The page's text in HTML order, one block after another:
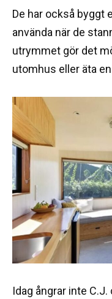
De har också byggt
använda när de
utrymmet gör det
utomhus eller äta
Idag ångrar inte